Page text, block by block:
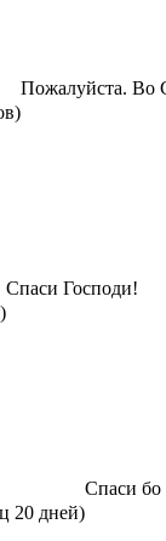
Пожалуйста. Во
Спаси Господи!
20 дней)
Спаси бо